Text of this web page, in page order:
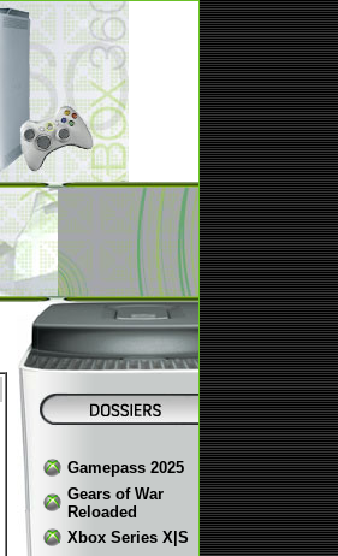
Gamepass 2025
Gears of War
Reloaded
Xbox Series X|S